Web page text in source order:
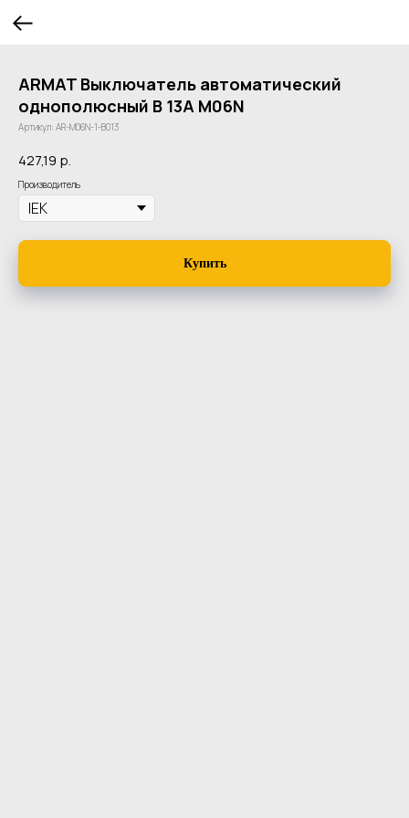
ARMAT Выключатель автоматический
однополюсный B 13А M06N
Артикул: AR-M06N-1-B013
427,19 р.
Производитель
Купить